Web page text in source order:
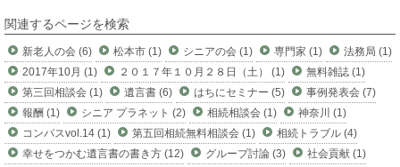
関連するページを検索
新老人の会 (6) 松本市 (1) シニアの会 (1) 専門家 (1)
法務局 (1)
2017年10月 (1)
２０１７年１０月２８日（土） (1)
無料雑誌 (1)
第三回相談会 (1)
遺言書 (6) はちにセミナー (5)
事例発表会 (7)
報酬 (1)
シニア プラネット (2) 相続相談会 (1)
神奈川 (1)
コンパスvol.14 (1)
第五回相続無料相談会 (1)
相続トラブル (4)
幸せをつかむ遺言書の書き方 (12)
グループ討論 (3)
社会貢献 (1)